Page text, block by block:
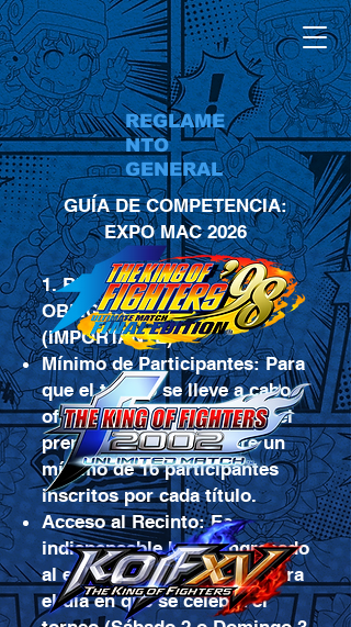
REGLAME
NTO
GENERAL
GUÍA DE COMPETENCIA:
EXPO MAC 2026
1. REQUISITOS
OBLIGATORIOS
(IMPORTANTE)
Mínimo de Participantes: Para
que el torneo se lleve a cabo
oficialmente y se entregue el
premio base, se requiere un
mínimo de 16 participantes
inscritos por cada título.
Acceso al Recinto: Es
indispensable haber ingresado
al evento con los boletos para
el día en que se celebra el